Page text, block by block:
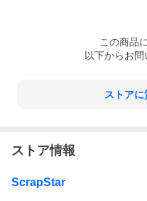
この商品
以下からお問
ストアに
ストア情報
ScrapStar